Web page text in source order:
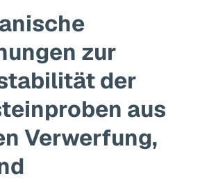
zur
der
aus
Verwerfung,